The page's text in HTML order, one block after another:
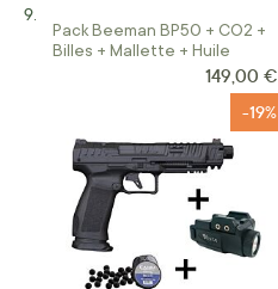
Pack Beeman BP50 + CO2 +
Billes + Mallette + Huile
149,00 €
-19%